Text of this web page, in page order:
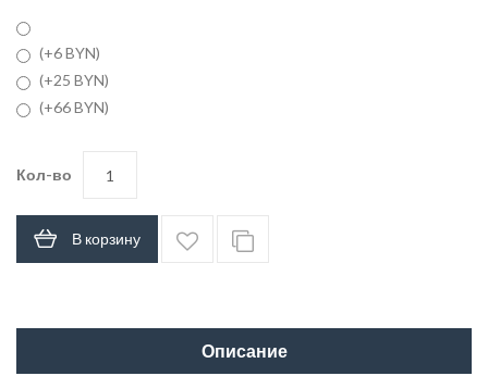
(+6 BYN)
(+25 BYN)
(+66 BYN)
Кол-во
В корзину
Описание